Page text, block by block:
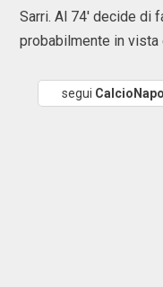
Sarri. Al 74' decide di
probabilmente in
segui